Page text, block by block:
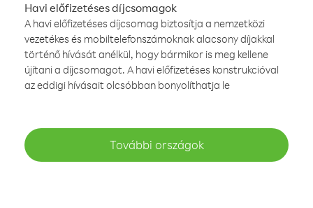
Havi előfizetéses díjcsomagok
A havi előfizetéses díjcsomag biztosítja a nemzetközi
vezetékes és mobiltelefonszámoknak alacsony díjakkal
történő hívását anélkül, hogy bármikor is meg kellene
újítani a díjcsomagot. A havi előfizetéses konstrukcióval
az eddigi hívásait olcsóbban bonyolíthatja le
További országok